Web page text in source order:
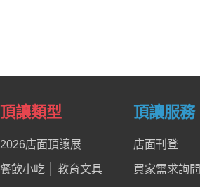
頂讓類型 頂讓服務
2026店面頂讓展
餐飲小吃 教育文具
店面刊登
買家需求詢問